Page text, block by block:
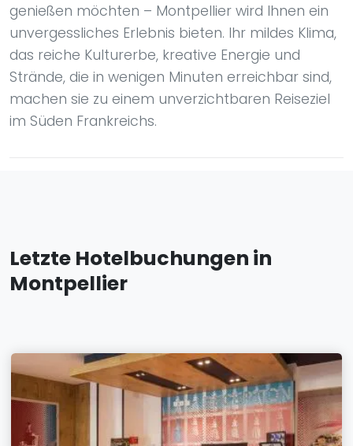
genießen möchten – Montpellier wird Ihnen ein
unvergessliches Erlebnis bieten. Ihr mildes Klima,
das reiche Kulturerbe, kreative Energie und
Strände, die in wenigen Minuten erreichbar sind,
machen sie zu einem unverzichtbaren Reiseziel
im Süden Frankreichs.
Letzte Hotelbuchungen in
Montpellier